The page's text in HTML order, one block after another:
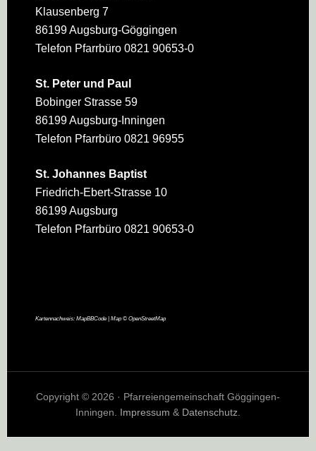
Klausenberg 7
86199 Augsburg-Göggingen
Telefon Pfarrbüro 0821 90653-0
St. Peter und Paul
Bobinger Strasse 59
86199 Augsburg-Inningen
Telefon Pfarrbüro 0821 96955
St. Johannes Baptist
Friedrich-Ebert-Strasse 10
86199 Augsburg
Telefon Pfarrbüro 0821 90653-0
Kartennachweis: MapBBCode| Map © OpenStreetMap
Copyright © 2026 · Pfarreiengemeinschaft Göggingen-
Inningen. Impressum & Datenschutz.